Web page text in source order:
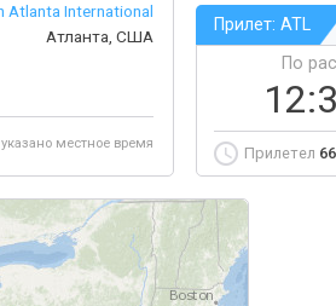
Atlanta International
Атланта, США
местное время
Прилет: ATL
По
Прилетел